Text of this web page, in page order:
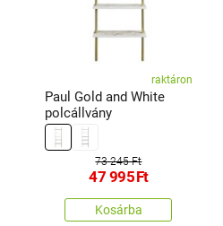
raktáron
Paul Gold and White
polcállvány
73 245 Ft
47 995Ft
Kosárba